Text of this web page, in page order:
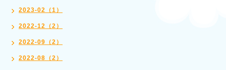
2023-02（1）
2022-12（2）
2022-09（2）
2022-08（2）